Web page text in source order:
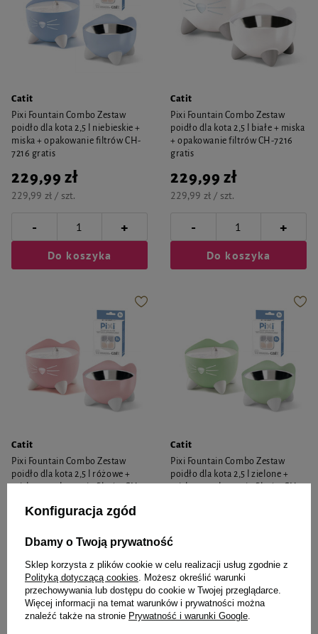
Catit
Pixi Fountain Combo Zestaw
poidło dla kota 2,5 l niebieskie +
miska + opakowanie filtrów CH-
7216 gratis
229,99 zł
229,99 zł / szt.
- +
Do koszyka
Catit
Pixi Fountain Combo Zestaw
poidło dla kota 2,5 l białe + miska
+ opakowanie filtrów CH-7216
gratis
229,99 zł
229,99 zł / szt.
- +
Do koszyka
Catit
Pixi Fountain Combo Zestaw
poidło dla kota 2,5 l różowe +
miska + opakowanie filtrów CH-
229,99 zł
229,99 zł / szt.
- +
Do koszyka
Catit
Pixi Fountain Combo Zestaw
poidło dla kota 2,5 l zielone +
miska + opakowanie filtrów CH-
229,99 zł / szt.
- +
Do koszyka
Konfiguracja zgód
Dbamy o Twoją prywatność
Sklep korzysta z plików cookie w celu realizacji usług zgodnie z
Polityką dotyczącą cookies . Możesz określić warunki
przechowywania lub dostępu do cookie w Twojej przeglądarce.
Więcej informacji na temat warunków i prywatności można
znaleźć także na stronie Prywatność i warunki Google